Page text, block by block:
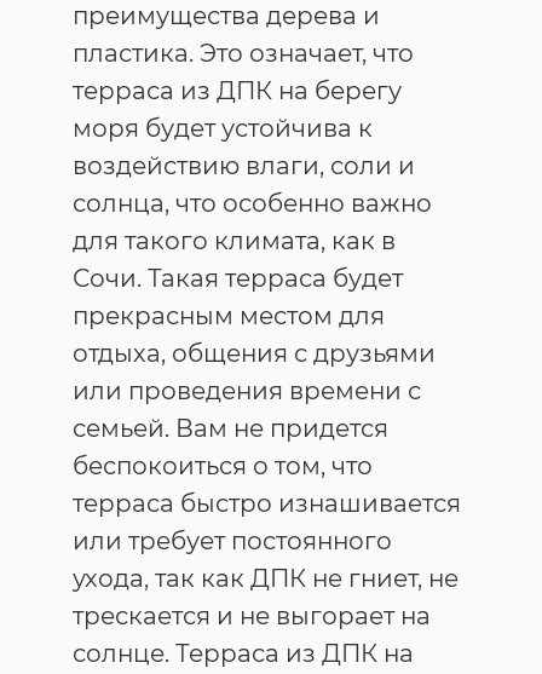
преимущества дерева и
пластика. Это означает, что
терраса из ДПК на берегу
моря будет устойчива к
воздействию влаги, соли и
солнца, что особенно важно
для такого климата, как в
Сочи. Такая терраса будет
прекрасным местом для
отдыха, общения с друзьями
или проведения времени с
семьей. Вам не придется
беспокоиться о том, что
терраса быстро изнашивается
или требует постоянного
ухода, так как ДПК не гниет, не
трескается и не выгорает на
солнце. Терраса из ДПК на